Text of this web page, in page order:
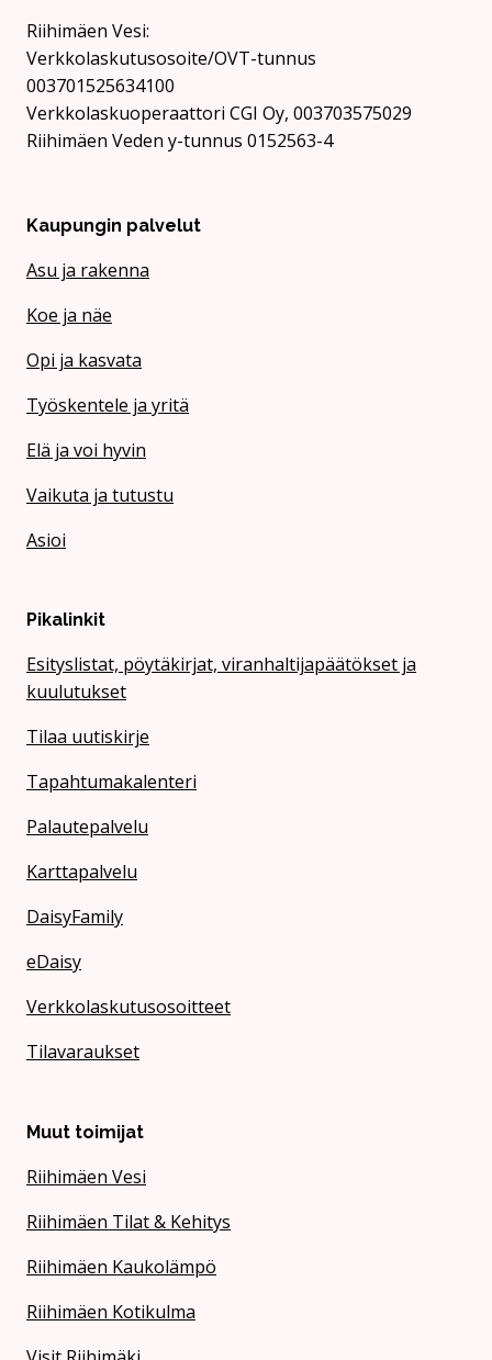
Rii­hi­mäen Vesi:
Verkkolaskutusosoite/OVT-tunnus
003701525634100
Verkkolaskuoperaattori CGI Oy, 003703575029
Riihimäen Veden y-tunnus 0152563-4
Kaupungin palvelut
Asu ja rakenna
Koe ja näe
Opi ja kasvata
Työskentele ja yritä
Elä ja voi hyvin
Vaikuta ja tutustu
Asioi
Pikalinkit
Esityslistat, pöytäkirjat, viranhaltijapäätökset ja
kuulutukset
Tilaa uutiskirje
Tapahtumakalenteri
Palautepalvelu
Karttapalvelu
DaisyFamily
eDaisy
Verkkolaskutusosoitteet
Tilavaraukset
Muut toimijat
Riihimäen Vesi
Riihimäen Tilat & Kehitys
Riihimäen Kaukolämpö
Riihimäen Kotikulma